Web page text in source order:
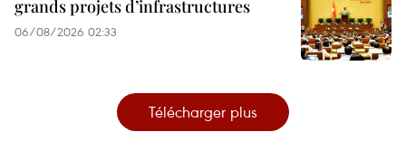
grands projets d’infrastructures
06/08/2026 02:33
Télécharger plus